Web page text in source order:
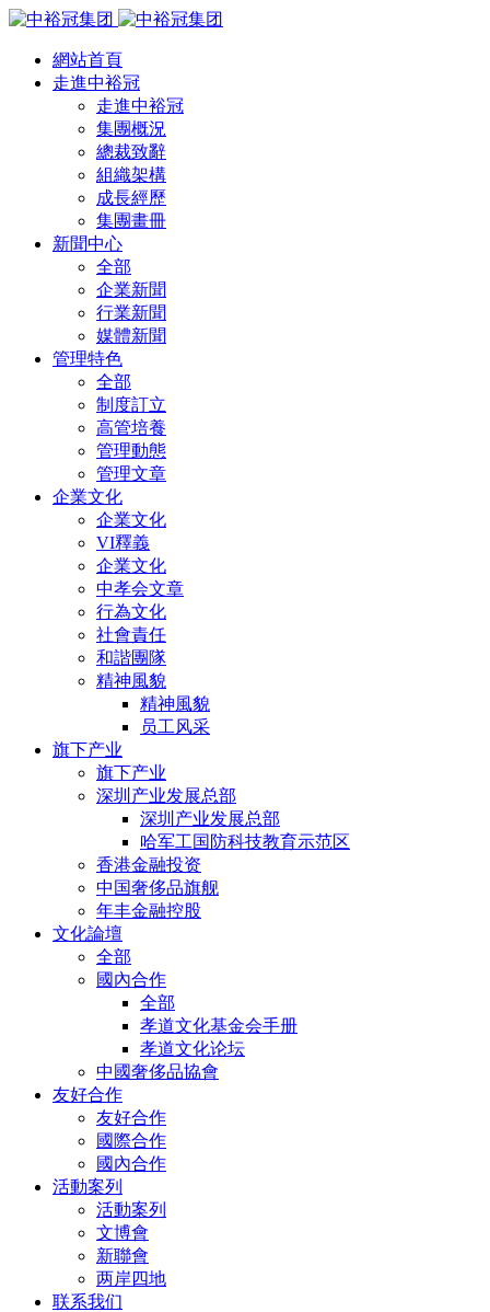
網站首頁
走進中裕冠
走進中裕冠
集團概況
總裁致辭
組織架構
成長經歷
集團畫冊
新聞中心
全部
企業新聞
行業新聞
媒體新聞
管理特色
全部
制度訂立
高管培養
管理動態
管理文章
企業文化
企業文化
VI釋義
企業文化
中孝会文章
行為文化
社會責任
和諧團隊
精神風貌
精神風貌
员工风采
旗下产业
旗下产业
深圳产业发展总部
深圳产业发展总部
哈军工国防科技教育示范区
香港金融投资
中国奢侈品旗舰
年丰金融控股
文化論壇
全部
國內合作
全部
孝道文化基金会手册
孝道文化论坛
中國奢侈品協會
友好合作
友好合作
國際合作
國內合作
活動案列
活動案列
文博會
新聯會
两岸四地
联系我们